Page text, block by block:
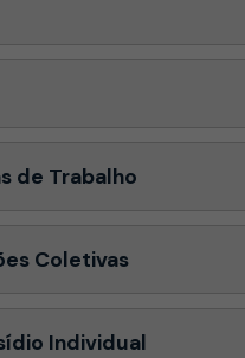
de Trabalho
Coletivas
Individual